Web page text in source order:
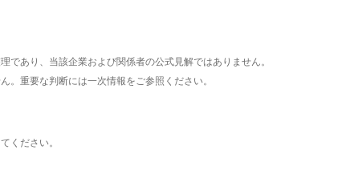
あり、当該企業および関係者の公式見解ではありません。
。重要な判断には一次情報をご参照ください。
ください。